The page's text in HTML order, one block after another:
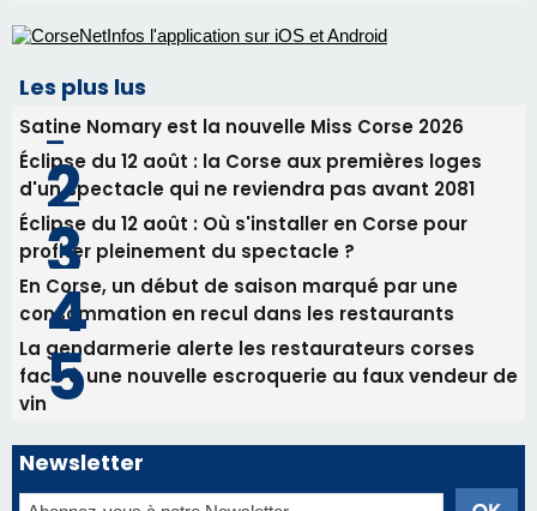
Les plus lus
Satine Nomary est la nouvelle Miss Corse 2026
Éclipse du 12 août : la Corse aux premières loges
d'un spectacle qui ne reviendra pas avant 2081
Éclipse du 12 août : Où s'installer en Corse pour
profiter pleinement du spectacle ?
En Corse, un début de saison marqué par une
consommation en recul dans les restaurants
La gendarmerie alerte les restaurateurs corses
face à une nouvelle escroquerie au faux vendeur de
vin
Newsletter